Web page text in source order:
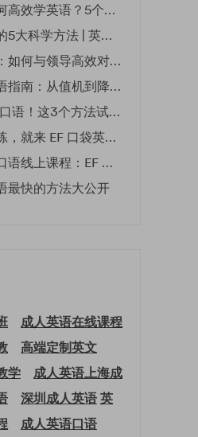
普通打工人如何高效学英语？5个实用技巧助你突破职场瓶颈
高效记忆单词的5大科学方法 | 英语学习必备技巧
职场沟通秘籍：如何与领导高效对话 | EF英孚职场指南
坐飞机必备英语指南：从值机到降落的全流程表达
30天突破英语口语！这3个方法试过的人都说有效
英语口语天天练，就来 EF 口袋英语微信小程序
探寻成人英语口语线上课程：EF 英孚教育凭什么领航
最快的方法大公开
成人英语在线课程
高端定制英文
学
成人英语上海成
深圳成人英语英
成人英语口语